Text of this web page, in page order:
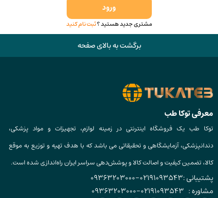
ورود
مشتری جدید هستید ؟ثبت نام کنید
برگشت به بالای صفحه
معرفی توکا طب
توکا طب یک فروشگاه اینترنتی در زمینه لوازم، تجهیزات و مواد پزشکی،
دندانپزشکی، آزمایشگاهی و تحقیقاتی می باشد که با هدف تهیه و توزیع به موقع
کالا، تضمین کیفیت و اصالت کالا و پوشش‌دهی سراسر ایران راه‌اندازی شده است.
پشتیبانی :02191093543
-
09363203000
مشاوره : 02191093543
-
09363203000